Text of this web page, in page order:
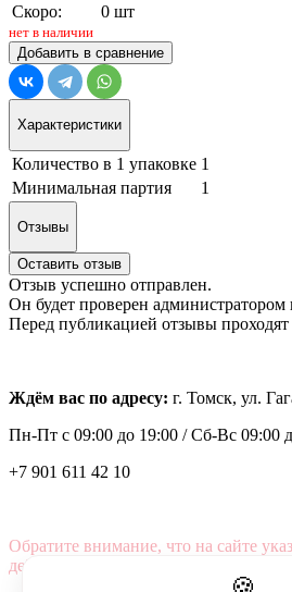
Скоро:
0 шт
нет в наличии
Добавить в сравнение
Характеристики
Количество в 1 упаковке 1
Минимальная партия
1
Отзывы
Оставить отзыв
Отзыв успешно отправлен.
Он будет проверен администратором
Перед публикацией отзывы
Ждём вас по адресу: г. Томск, ул.
Пн-Пт с 09:00 до 19:00 /Сб-Вс 09:00
+7 901 611 42 10
Обратите внимание, что на сайте
действующие при первом заказе от